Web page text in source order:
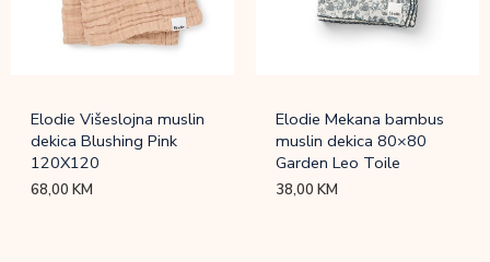
Elodie Višeslojna muslin
dekica Blushing Pink
120X120
68,00KM
Elodie Mekana bambus
muslin dekica 80×80
Garden Leo Toile
38,00KM